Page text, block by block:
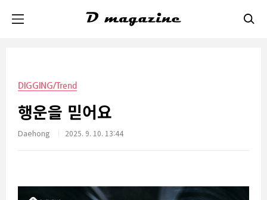
DIGGING/Trend
행운을 믿어요
Daehong 2025. 9. 10. 13:44